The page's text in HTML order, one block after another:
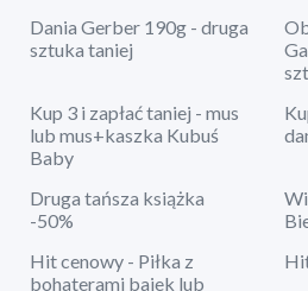
Dania Gerber 190g - druga
sztuka taniej
Kup 3 i zapłać taniej - mus
lub mus+kaszka Kubuś
Baby
Druga tańsza książka
-50%
Hit cenowy - Piłka z
bohaterami bajek lub